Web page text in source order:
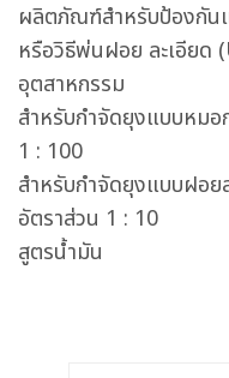
ผลิตภัณฑ์สำหรับป้องกัน
หรือวิธีพ่นฝอย ละเอียด
อุตสาหกรรม
สำหรับกำจัดยุงแบบหม
1 : 100
สำหรับกำจัดยุงแบบฝอย
อัตราส่วน 1 : 10
สูตรน้ำมัน